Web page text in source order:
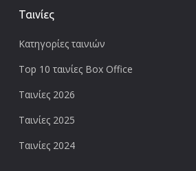
Ταινίες
Κατηγορίες ταινιών
Top 10 ταινίες Box Office
Ταινίες 2026
Ταινίες 2025
Ταινίες 2024